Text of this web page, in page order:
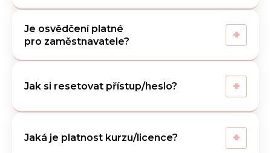
Je osvědčení platné
pro zaměstnavatele?
+
Jak si resetovat přístup/heslo? +
Jaká je platnost kurzu/licence? +